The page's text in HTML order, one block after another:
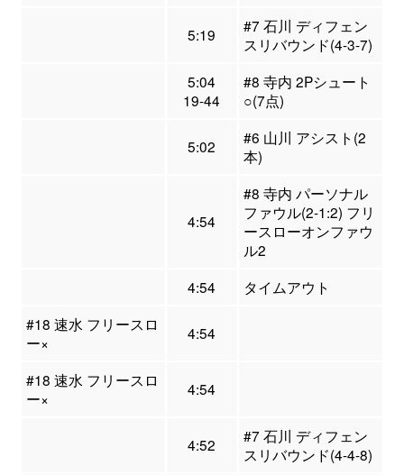
5:19
#7 石川 ディフェン
スリバウンド(4-3-7)
5:04
19-44
#8 寺内 2Pシュート
○(7点)
5:02
#6 山川 アシスト(2
本)
4:54
#8 寺内 パーソナル
ファウル(2-1:2) フリ
ースローオンファウ
ル2
4:54
タイムアウト
#18 速水 フリースロ
ー×
4:54
#18 速水 フリースロ
ー×
4:54
4:52
#7 石川 ディフェン
スリバウンド(4-4-8)